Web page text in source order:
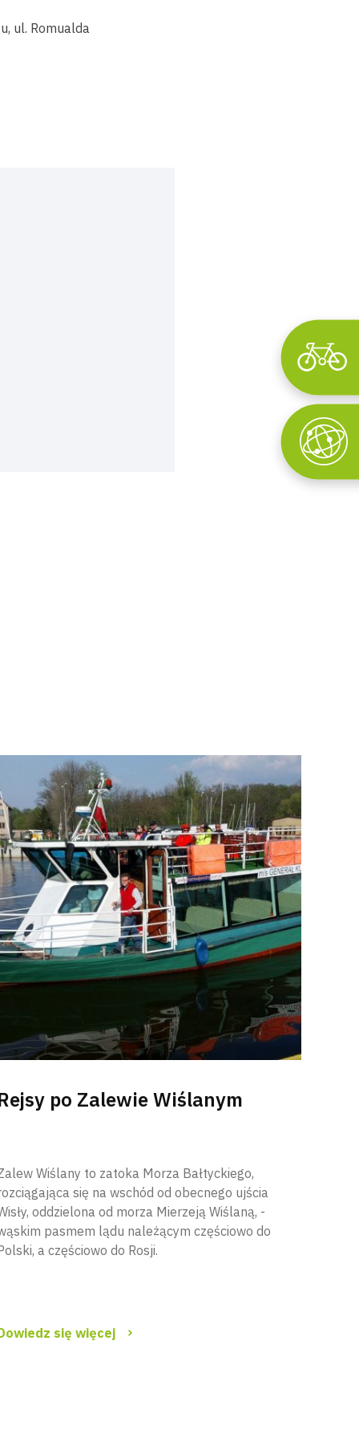
ul. Romualda
po Zalewie Wiślanym
Wiślany to zatoka Morza Bałtyckiego,
się na wschód od obecnego ujścia
oddzielona od morza Mierzeją Wiślaną, -
pasmem lądu należącym częściowo do
a częściowo do Rosji.
się więcej
Wyszukaj